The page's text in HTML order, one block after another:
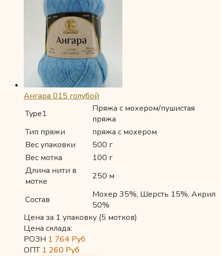
Ангара 015 голубой
Type1
Пряжа с мохером/пушистая
пряжа
Тип пряжи
пряжа с мохером
Вес упаковки
500 г
Вес мотка
100 г
Длина нити в
мотке
250 м
Состав
Мохер 35%, Шерсть 15%, Акрил
50%
Цена за 1 упаковку (5 мотков)
Цена склада:
РОЗН 1 764 Руб
ОПТ 1 260 Руб